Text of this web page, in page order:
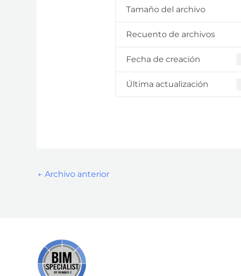
Tamaño del archivo
Recuento de archivos
Fecha de creación
Última actualización
← Archivo anterior